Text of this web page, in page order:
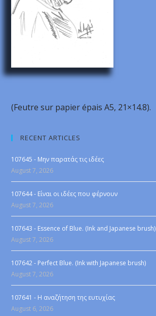
(Feutre sur papier épais A5, 21×14.8).
RECENT ARTICLES
107645 - Μην παρατάς τις ιδέες
August 7, 2026
107644 - Είναι οι ιδέες που φέρνουν
August 7, 2026
107643 - Essence of Blue. (Ink and Japanese brush)
August 7, 2026
107642 - Perfect Blue. (Ink with Japanese brush)
August 7, 2026
107641 - Η αναζήτηση της ευτυχίας
August 6, 2026